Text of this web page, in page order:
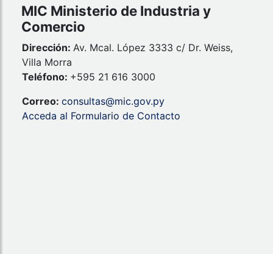
MIC Ministerio de Industria y
Comercio
Dirección: Av. Mcal. López 3333 c/ Dr. Weiss,
Villa Morra
Teléfono: +595 21 616 3000
Correo: consultas@mic.gov.py
Acceda al Formulario de Contacto